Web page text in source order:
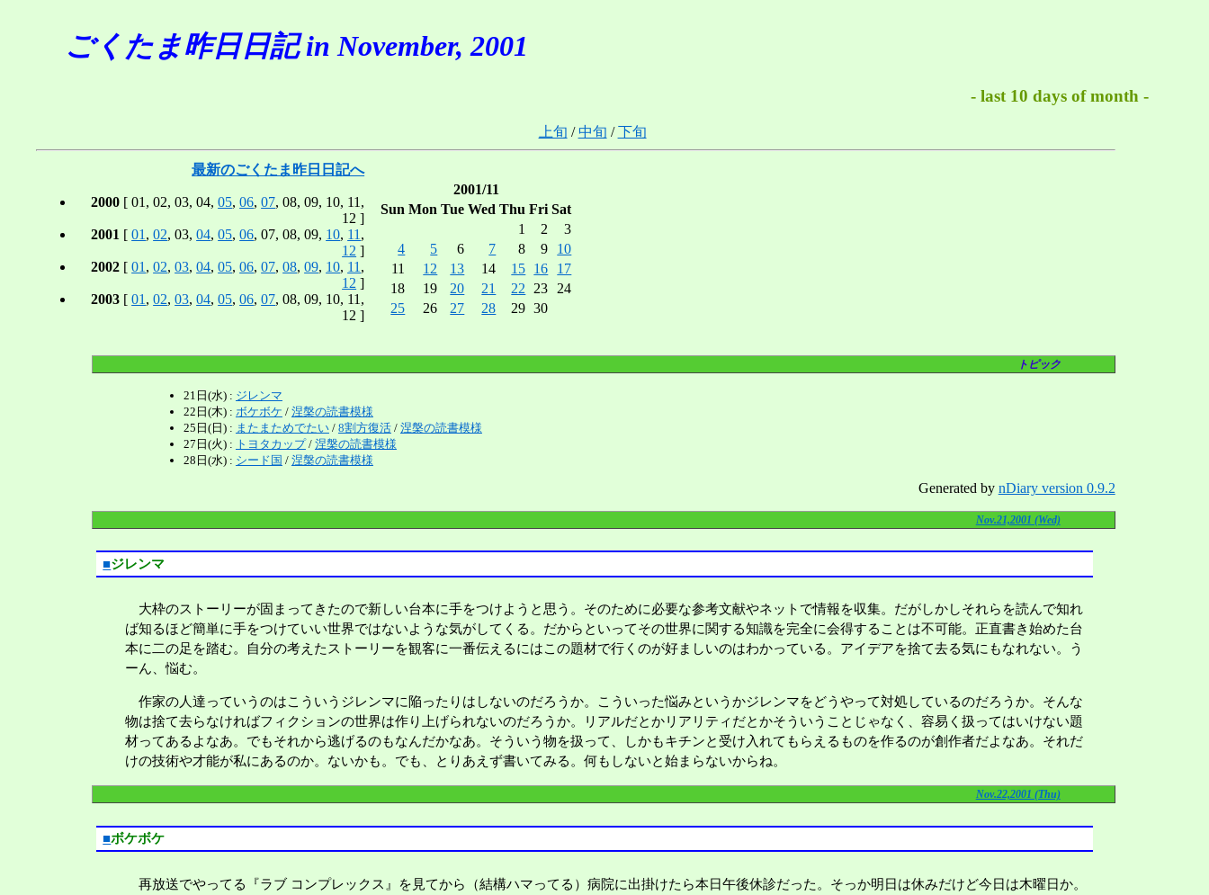
ごくたま昨日日記 in November, 2001
- last 10 days of month -
上旬 /中旬 /下旬
最新のごくたま昨日日記へ
2000 [ 01, 02, 03, 04,05,06,07, 08, 09, 10, 11,
12 ]
2001 [01 ,02, 03,04,05,06, 07, 08, 09, 10, 11 ,
12 ]
2002 [01 ,02,03,04,05,06,07,08,09, 10, 11 ,
12 ]
2003 [01 ,02,03,04,05,06,07, 08, 09, 10, 11,
12 ]
2001/11
Sun Mon Tue Wed Thu Fri Sat
1
2
3
4
5 6 7 8 9
10
11
12 13 14 15 16
17
18
19 20 21 22 23
24
25
26 27 28 29 30
トピック
21日(水) : ジレンマ
22日(木) : ボケボケ / 涅槃の読書模様
25日(日) : またまためでたい/ 8割方復活/ 涅槃の読書模様
27日(火) : トヨタカップ/ 涅槃の読書模様
28日(水) : シード国 / 涅槃の読書模様
Generated by nDiary version 0.9.2
Nov.21,2001 (Wed)
■ジレンマ
大枠のストーリーが固まってきたので新しい台本に手をつけようと思う。そのために必要な参考文献やネットで情報を収集。だがしかしそれらを読んで知れ
ば知るほど簡単に手をつけていい世界ではないような気がしてくる。だからといってその世界に関する知識を完全に会得することは不可能。正直書き始めた台
本に二の足を踏む。自分の考えたストーリーを観客に一番伝えるにはこの題材で行くのが好ましいのはわかっている。アイデアを捨て去る気にもなれない。う
ーん、悩む。
作家の人達っていうのはこういうジレンマに陥ったりはしないのだろうか。こういった悩みというかジレンマをどうやって対処しているのだろうか。そんな
物は捨て去らなければフィクションの世界は作り上げられないのだろうか。リアルだとかリアリティだとかそういうことじゃなく、容易く扱ってはいけない題
材ってあるよなあ。でもそれから逃げるのもなんだかなあ。そういう物を扱って、しかもキチンと受け入れてもらえるものを作るのが創作者だよなあ。それだ
けの技術や才能が私にあるのか。ないかも。でも、とりあえず書いてみる。何もしないと始まらないからね。
Nov.22,2001 (Thu)
■ボケボケ
再放送でやってる『ラブ コンプレックス』を見てから（結構ハマってる）病院に出掛けたら本日午後休診だった。そっか明日は休みだけど今日は木曜日か。